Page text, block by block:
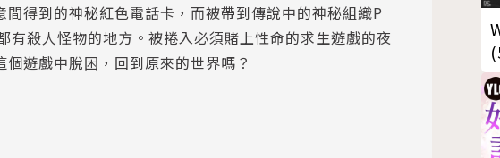
得到的神秘紅色電話卡，而被帶到傳說中的神秘組織P
殺人怪物的地方。被捲入必須賭上性命的求生遊戲的夜
遊戲中脫困，回到原來的世界嗎？